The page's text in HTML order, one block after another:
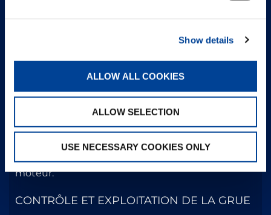
Show details
ALLOW ALL COOKIES
ALLOW SELECTION
USE NECESSARY COOKIES ONLY
COÛTS D’EXPLOITATION RÉDUITS
En plus de son fonctionnement sans émissions
et à faible bruit, l’E-Pack offre également des
avantages substantiels en termes de coûts. Sa
veille à ce que seule la quantité d’énergie
électrique requise soit utilisée pour exécuter les
une diminution des coûts d’exploitation comparé
à l’utilisation d’un moteur diesel et par une
réduction des heures de fonctionnement du
moteur.
CONTRÔLE ET EXPLOITATION DE LA GRUE